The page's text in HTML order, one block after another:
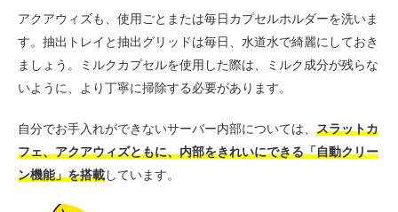
アクアウィズも、使用ごとまたは毎日カプセルホルダーを洗いま
す。抽出トレイと抽出グリッドは毎日、水道水で綺麗にしておき
ましょう。ミルクカプセルを使用した際は、ミルク成分が残らな
いように、より丁寧に掃除する必要があります。
自分でお手入れができないサーバー内部については、 スラットカ
フェ、アクアウィズともに、内部をきれいにできる「自動クリー
ン機能」を搭載しています。